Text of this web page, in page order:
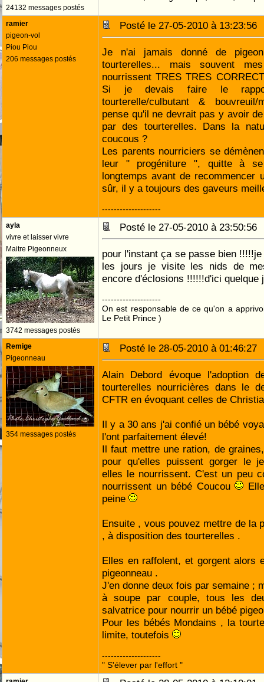
24132 messages postés
ramier
pigeon-vol
Piou Piou
206 messages postés
Posté le 27-05-2010 à
Je n'ai jamais donné de
tourterelles... mais souvent
nourrissent TRES TRES
Si je devais faire le
tourterelle/culbutant &
pense qu'il ne devrait pas y avoir
par des tourterelles. Dans la
coucous ?
Les parents nourriciers se
leur " progéniture ", quitte à
longtemps avant de recommencer
sûr, il y a toujours des gaveurs
--------------------
ayla
vivre et laisser vivre
Maitre Pigeonneux
3742 messages postés
Posté le 27-05-2010 à
pour l'instant ça se passe bien
les jours je visite les nids de
encore d'éclosions !!!!!!d'ici quelque
--------------------
On est responsable de ce qu'on a
Le Petit Prince )
Remige
Pigeonneau
354 messages postés
Posté le 28-05-2010 à
Alain Debord évoque l'adoption
tourterelles nourricières dans le
CFTR en évoquant celles de
Il y a 30 ans j'ai confié un bébé
l'ont parfaitement élevé!
Il faut mettre une ration, de
pour qu'elles puissent gorger le
elles le nourrissent. C'est un peu
nourrissent un bébé Coucou
peine
Ensuite , vous pouvez mettre de la
, à disposition des tourterelles .
Elles en raffolent, et gorgent alors
pigeonneau .
J'en donne deux fois par semaine ;
à soupe par couple, tous les
salvatrice pour nourrir un bébé
Pour les bébés Mondains , la
limite, toutefois
--------------------
" S'élever par l'effort "